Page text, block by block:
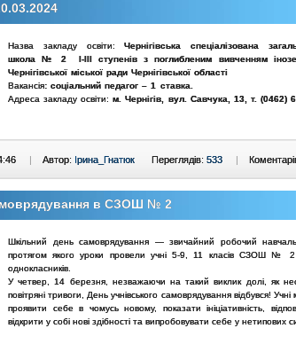
Назва закладу освіти: Чернігівська спеціалізована
школа № 2 І-ІІІ ступенів з поглибленим вивченням
Чернігівської міської ради Чернігівської області
Вакансія: соціальний педагог – 1 ставка.
Адреса закладу освіти:м. Чернігів, вул. Савчука, 13, т. (0462)
| Автор: Ірина_Гнатюк Переглядів: 533 |
в СЗОШ № 2
Шкільний день самоврядування — звичайний робочий
протягом якого уроки провели учні 5-9, 11 класів СЗОШ № 2
однокласників.
У четвер, 14 березня, незважаючи на такий виклик долі, як
повітряні тривоги, День учнівського самоврядування відбувся!
проявити себе в чомусь новому, показати ініціативність,
відкрити у собі нові здібності та випробовувати себе у нетипових